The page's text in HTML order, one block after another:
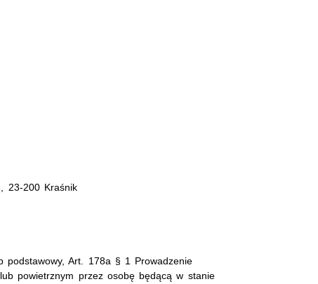
23-200 Kraśnik
Art. 178a § 1 Prowadzenie
powietrznym przez osobę będącą w stanie